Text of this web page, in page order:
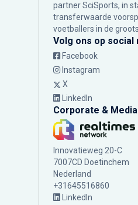
partner SciSports, in
transferwaarde
voetballers in de
Volg ons op social
Facebook
Instagram
X
LinkedIn
Corporate & Media
Innovatieweg 20-C
7007CD Doetinchem
Nederland
+31645516860
LinkedIn